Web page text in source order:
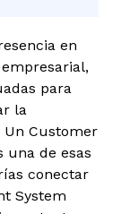
en
para
la
Un Customer
una de esas
conectar
System